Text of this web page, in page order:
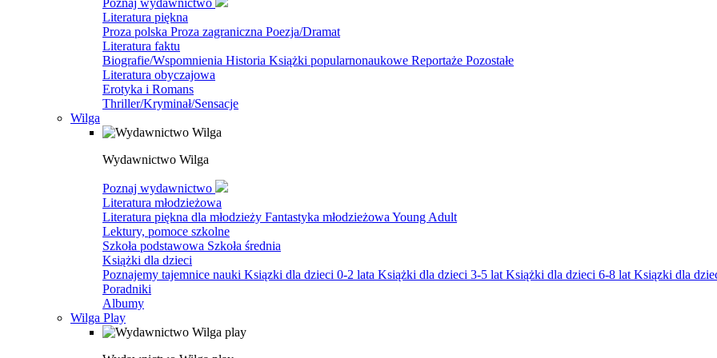
Poznaj wydawnictwo
Literatura piękna
Proza polska Proza zagraniczna Poezja/Dramat
Literatura faktu
Biografie/Wspomnienia Historia Książki popularnonaukowe Reportaże Pozostałe
Literatura obyczajowa
Erotyka i Romans
Thriller/Kryminał/Sensacje
Wilga
Wydawnictwo Wilga
Poznaj wydawnictwo
Literatura młodzieżowa
Literatura piękna dla młodzieży Fantastyka młodzieżowa Young Adult
Lektury, pomoce szkolne
Szkoła podstawowa Szkoła średnia
Książki dla dzieci
Poznajemy tajemnice nauki Ksiązki dla dzieci 0-2 lata Książki dla dzieci 3-5 lat Książki dla dzieci 6-8 lat Ksiązki dla
Poradniki
Albumy
Wilga Play